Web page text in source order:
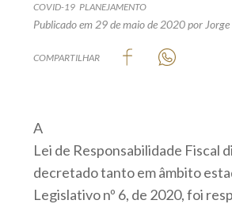
COVID-19 PLANEJAMENTO
Publicado em 29 de maio de 2020por Jorge
COMPARTILHAR
A
Lei de Responsabilidade Fiscal
decretado tanto em âmbito
Legislativo nº 6, de 2020, foi